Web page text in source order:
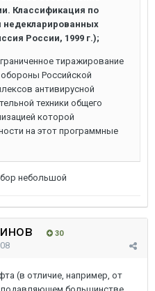
Классификация по
недекларированных
России, 1999 г.);
тиражирование
Российской
антивирусной
техники общего
которой
на этот программные
небольшой
30
(в отличие, например, от